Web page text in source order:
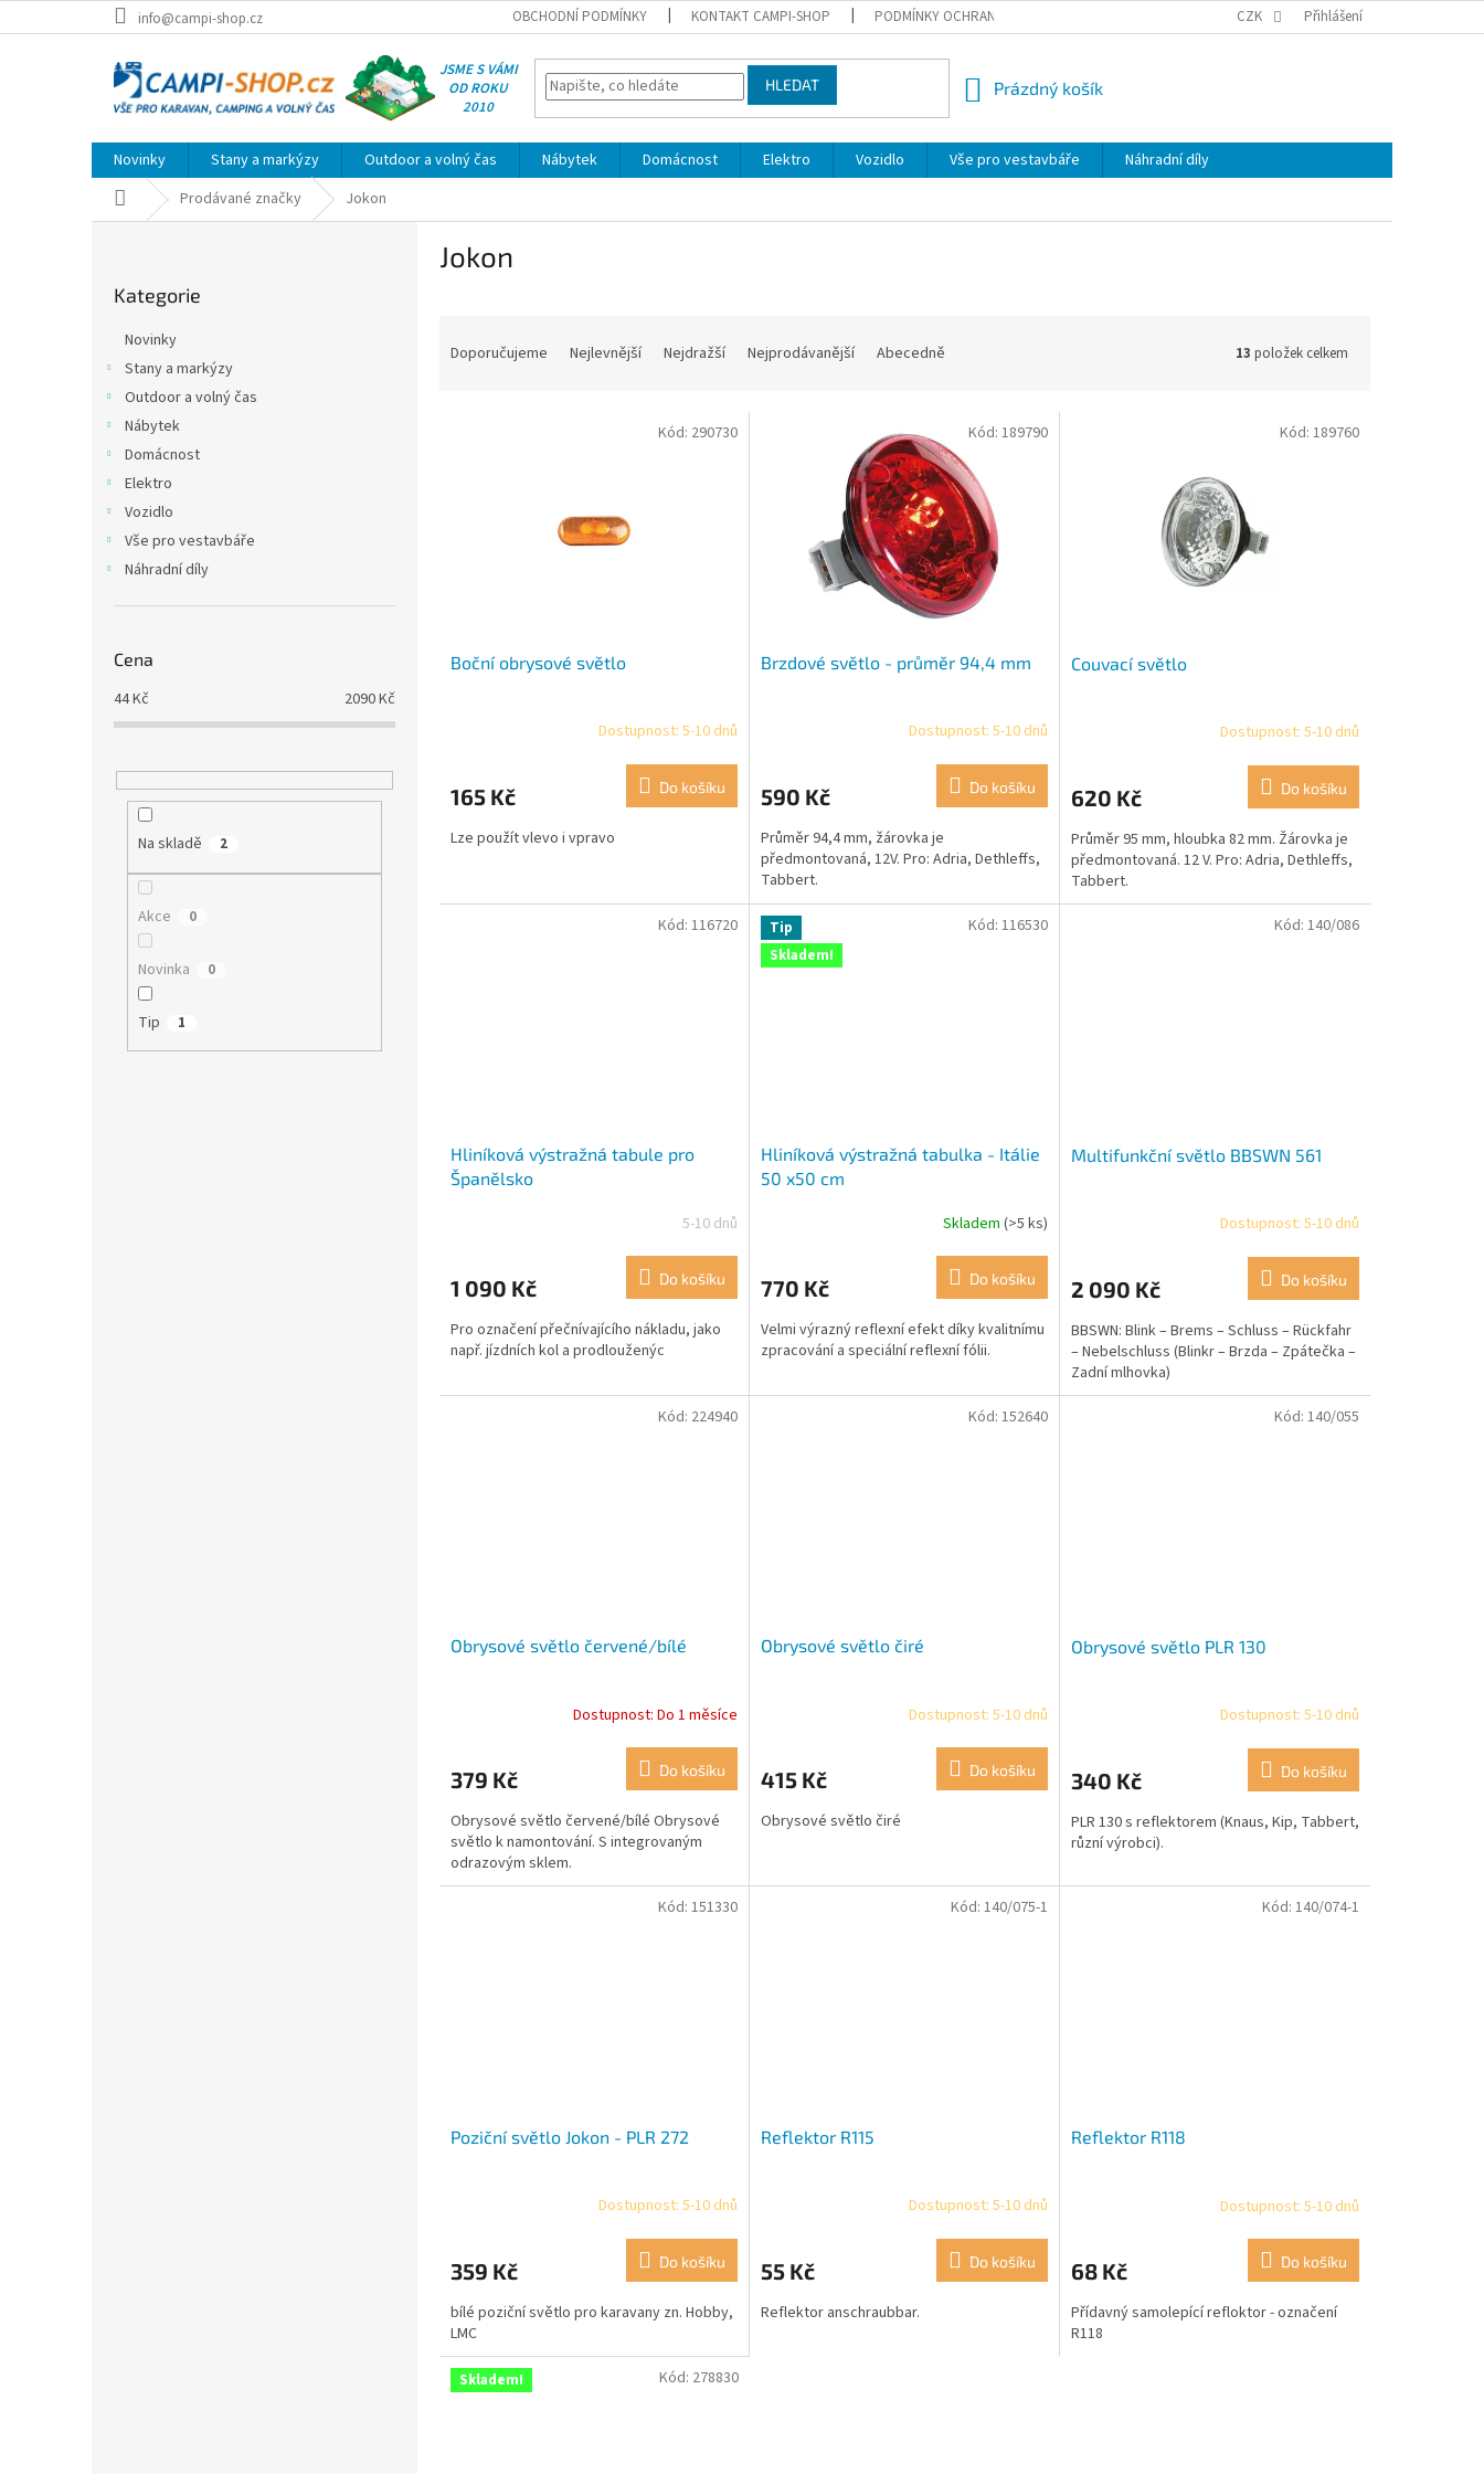
na
info@campi-shop.cz OBCHODNÍ PODMÍNKY KONTAKT CAMPI-SHOP PODMÍNKY OCHRANY OSOBNÍCH ÚDAJŮ REKLAMACE
CZK Přihlášení
JSME S VÁMI
OD ROKU
2010
HLEDAT
NÁKUPNÍ
Prázdný košík
Novinky Stany a markýzy Outdoor a volný čas Nábytek Domácnost Elektro Vozidlo Vše pro vestavbáře
Náhradní díly
Domů Prodávané značky Jokon
kategorie
Kategorie
Novinky
Stany a markýzy
Outdoor a volný čas
Nábytek
Domácnost
Elektro
Vozidlo
Vše pro vestavbáře
Náhradní díly
Cena
44Kč 2090Kč
Na skladě 2
Akce 0
Novinka 0
Tip 1
Jokon
Doporučujeme Nejlevnější Nejdražší Nejprodávanější Abecedně 13 položek celkem
Boční obrysové světlo
je
z
Dostupnost: 5-10 dnů
165 Kč Do košíku
Lze použít vlevo i vpravo
Kód: 290730
Brzdové světlo - průměr 94,4 mm
Dostupnost: 5-10 dnů
590 Kč Do košíku
Průměr 94,4 mm, žárovka je
předmontovaná, 12V. Pro: Adria, Dethleffs,
Tabbert.
Kód: 189790
Couvací světlo
Dostupnost: 5-10 dnů
620 Kč Do košíku
Průměr 95 mm, hloubka 82 mm. Žárovka je
předmontovaná. 12 V. Pro: Adria, Dethleffs,
Tabbert.
Kód: 189760
Hliníková výstražná tabule pro
Španělsko
5-10 dnů
1 090 Kč Do košíku
Pro označení přečnívajícího nákladu, jako
např. jízdních kol a prodlouženýc
Kód: 116720
Tip
Skladem!
Hliníková výstražná tabulka - Itálie
50 x50 cm
Skladem (>5 ks)
770 Kč Do košíku
Velmi výrazný reflexní efekt díky kvalitnímu
zpracování a speciální reflexní fólii.
Kód: 116530
Multifunkční světlo BBSWN 561
Dostupnost: 5-10 dnů
2 090 Kč Do košíku
BBSWN: Blink – Brems – Schluss – Rückfahr
– Nebelschluss (Blinkr – Brzda – Zpátečka –
Zadní mlhovka)
Kód: 140/086
Obrysové světlo červené/bílé
Dostupnost: Do 1 měsíce
379 Kč Do košíku
Obrysové světlo červené/bílé Obrysové
světlo k namontování. S integrovaným
odrazovým sklem.
Kód: 224940
Obrysové světlo čiré
Dostupnost: 5-10 dnů
415 Kč Do košíku
Obrysové světlo čiré
Kód: 152640
Obrysové světlo PLR 130
Dostupnost: 5-10 dnů
340 Kč Do košíku
PLR 130 s reflektorem (Knaus, Kip, Tabbert,
různí výrobci).
Kód: 140/055
Poziční světlo Jokon - PLR 272
Dostupnost: 5-10 dnů
359 Kč Do košíku
bílé poziční světlo pro karavany zn. Hobby,
LMC
Kód: 151330
Reflektor R115
Dostupnost: 5-10 dnů
55 Kč Do košíku
Reflektor anschraubbar.
Kód: 140/075-1
Reflektor R118
Dostupnost: 5-10 dnů
68 Kč Do košíku
Přídavný samolepící refloktor - označení
R118
Kód: 140/074-1
Skladem! Kód: 278830